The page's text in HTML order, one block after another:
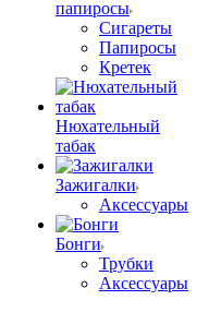
папиросы
Сигареты
Папиросы
Кретек
Нюхательный
табак
Зажигалки
Аксессуары
Бонги
Трубки
Аксессуары